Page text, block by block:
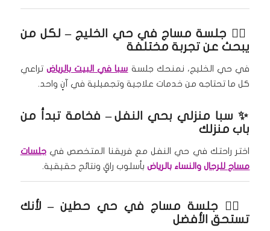
🧘‍♂️ جلسة مساج في حي الخليج – لكل من
يبحث عن تجربة مختلفة
في حي الخليج، نمنحك جلسة سبا في البيت بالرياض تراعي
كل ما تحتاجه من خدمات علاجية وتجميلية في آنٍ واحد.
✨ سبا منزلي بحي النفل– فخامة تبدأ من
باب منزلك
اختر راحتك في حي النفل مع فريقنا المتخصص فيجلسات
مساج للرجالوالنساء بالرياضبأسلوب راقٍ ونتائج حقيقية.
🧖‍♀️ جلسة مساج في حي حطين– لأنك
تستحق الأفضل